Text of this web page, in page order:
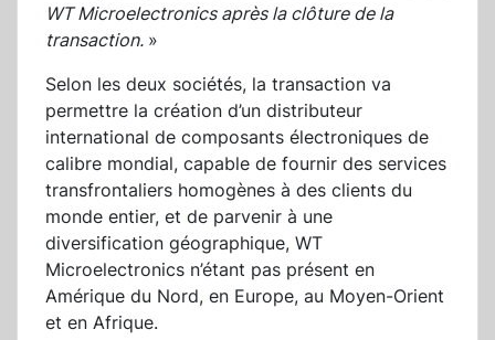
WT Microelectronics après la clôture de la
transaction. »
Selon les deux sociétés, la transaction va
permettre la création d’un distributeur
international de composants électroniques de
calibre mondial, capable de fournir des services
transfrontaliers homogènes à des clients du
monde entier, et de parvenir à une
diversification géographique, WT
Microelectronics n’étant pas présent en
Amérique du Nord, en Europe, au Moyen-Orient
et en Afrique.